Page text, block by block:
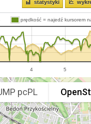
statystyki
4 5
prędkość = najedź kursorem
pcPL